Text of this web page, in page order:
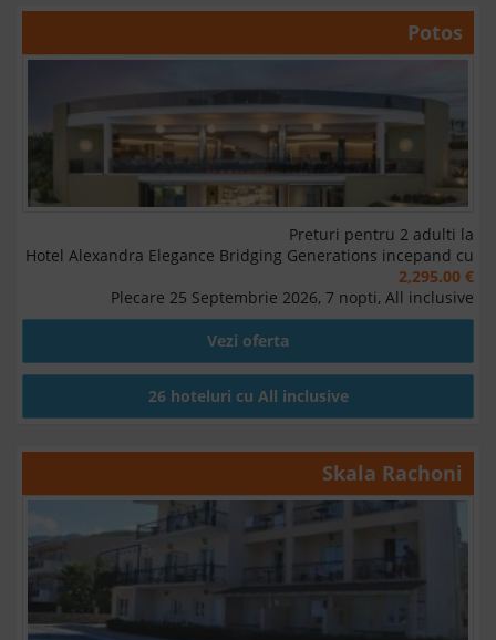
Potos
Preturi pentru 2 adulti la
Hotel Alexandra Elegance Bridging Generations incepand cu
2,295.00 €
Plecare 25 Septembrie 2026, 7 nopti, All inclusive
Vezi oferta
26 hoteluri cu All inclusive
Skala Rachoni